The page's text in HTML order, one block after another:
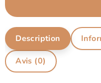
Description
Avis (0)